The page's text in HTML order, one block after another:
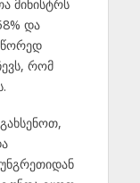
მინისტრს
და
რომ